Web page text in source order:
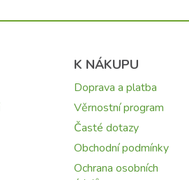
K NÁKUPU
Doprava a platba
Věrnostní program
Časté dotazy
Obchodní podmínky
Ochrana osobních